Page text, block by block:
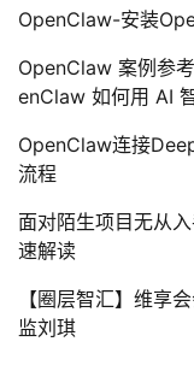
OpenClaw-安装
OpenClaw 案例参
enClaw 如何用 AI
OpenClaw连接
流程
面对陌生项目无从
速解读
【圈层智汇】维享
监刘琪